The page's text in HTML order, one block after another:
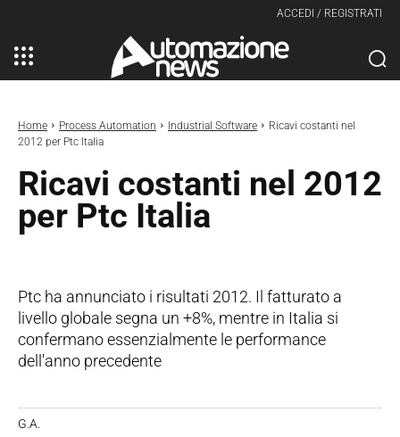
ACCEDI / REGISTRATI
Home Process Automation Industrial Software
Ricavi costanti nel
2012 per Ptc Italia
Ricavi costanti nel 2012
per Ptc Italia
Ptc ha annunciato i risultati 2012. Il fatturato a
livello globale segna un +8%, mentre in Italia si
confermano essenzialmente le performance
dell'anno precedente
G.A.